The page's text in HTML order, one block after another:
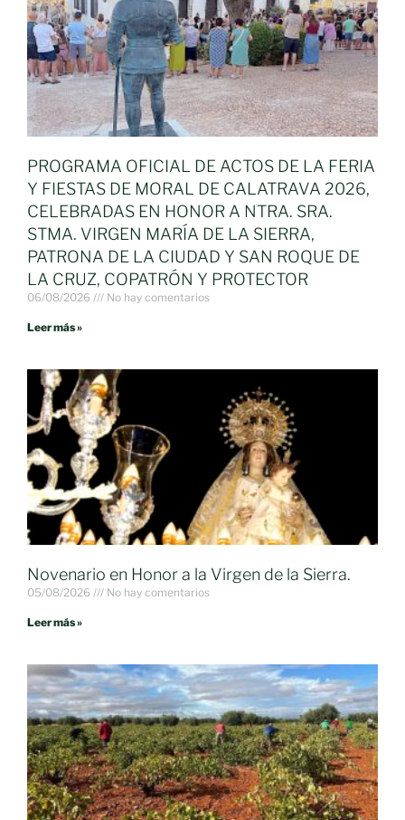
PROGRAMA OFICIAL DE ACTOS DE LA FERIA
Y FIESTAS DE MORAL DE CALATRAVA 2026,
CELEBRADAS EN HONOR A NTRA. SRA.
STMA. VIRGEN MARÍA DE LA SIERRA,
PATRONA DE LA CIUDAD Y SAN ROQUE DE
LA CRUZ, COPATRÓN Y PROTECTOR
06/08/2026 No hay comentarios
Leer más »
Novenario en Honor a la Virgen de la Sierra.
05/08/2026 No hay comentarios
Leer más »